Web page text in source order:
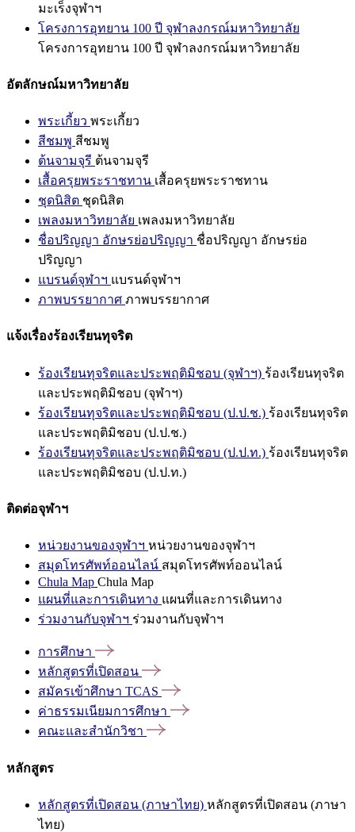
มะเร็งจุฬาฯ
โครงการอุทยาน 100 ปี จุฬาลงกรณ์มหาวิทยาลัย
โครงการอุทยาน 100 ปี จุฬาลงกรณ์มหาวิทยาลัย
อัตลักษณ์มหาวิทยาลัย
พระเกี้ยว พระเกี้ยว
สีชมพู สีชมพู
ต้นจามจุรี ต้นจามจุรี
เสื้อครุยพระราชทาน เสื้อครุยพระราชทาน
ชุดนิสิต ชุดนิสิต
เพลงมหาวิทยาลัย เพลงมหาวิทยาลัย
ชื่อปริญญา อักษรย่อปริญญา ชื่อปริญญา อักษรย่อ
ปริญญา
แบรนด์จุฬาฯ แบรนด์จุฬาฯ
ภาพบรรยากาศ ภาพบรรยากาศ
แจ้งเรื่องร้องเรียนทุจริต
ร้องเรียนทุจริตและประพฤติมิชอบ (จุฬาฯ) ร้องเรียนทุจริต
และประพฤติมิชอบ (จุฬาฯ)
ร้องเรียนทุจริตและประพฤติมิชอบ (ป.ป.ช.) ร้องเรียนทุจริต
และประพฤติมิชอบ (ป.ป.ช.)
ร้องเรียนทุจริตและประพฤติมิชอบ (ป.ป.ท.) ร้องเรียนทุจริต
และประพฤติมิชอบ (ป.ป.ท.)
ติดต่อจุฬาฯ
หน่วยงานของจุฬาฯ หน่วยงานของจุฬาฯ
สมุดโทรศัพท์ออนไลน์ สมุดโทรศัพท์ออนไลน์
Chula Map Chula Map
แผนที่และการเดินทาง แผนที่และการเดินทาง
ร่วมงานกับจุฬาฯ ร่วมงานกับจุฬาฯ
การศึกษา
หลักสูตรที่เปิดสอน
สมัครเข้าศึกษา TCAS
ค่าธรรมเนียมการศึกษา
คณะและสำนักวิชา
หลักสูตร
หลักสูตรที่เปิดสอน (ภาษาไทย) หลักสูตรที่เปิดสอน (ภาษา
ไทย)